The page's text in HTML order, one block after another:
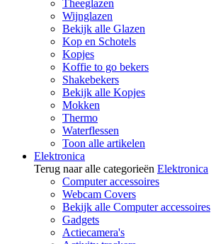
Theeglazen
Wijnglazen
Bekijk alle Glazen
Kop en Schotels
Kopjes
Koffie to go bekers
Shakebekers
Bekijk alle Kopjes
Mokken
Thermo
Waterflessen
Toon alle artikelen
Elektronica
Terug naar alle categorieën Elektronica
Computer accessoires
Webcam Covers
Bekijk alle Computer accessoires
Gadgets
Actiecamera's